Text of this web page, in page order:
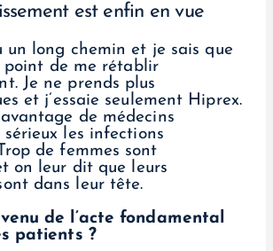
est enfin en vue
un long chemin et je sais que
point de me rétablir
Je ne prends plus
et j’essaie seulement Hiprex.
de médecins
les infections
de femmes sont
on leur dit que leurs
dans leur tête.
de l’acte fondamental
patients ?